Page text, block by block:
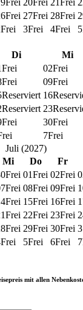
Frei 20Frei 21Frei
Frei 27Frei 28Frei
Frei 3Frei 4Frei 5
Di Mi
Frei 02Frei
Frei 09Frei
Reserviert 16
Reserviert 23
Frei 30Frei
7Frei
Juli (2027)
Mi Do Fr
Frei 01Frei 02Frei
Frei 08Frei 09Frei
Frei 15Frei 16Frei
Frei 22Frei 23Frei
Frei 29Frei 30Frei
Frei 5Frei 6Frei 7
mit allen